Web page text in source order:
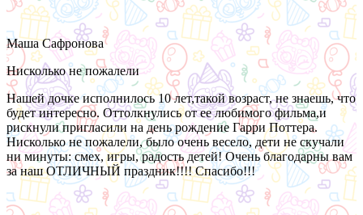
Маша Сафронова
Нисколько не пожалели
Нашей дочке исполнилось 10 лет,такой возраст, не знаешь, что
будет интересно. Оттолкнулись от ее любимого фильма,и
рискнули пригласили на день рождение Гарри Поттера.
Нисколько не пожалели, было очень весело, дети не скучали
ни минуты: смех, игры, радость детей! Очень благодарны вам
за наш ОТЛИЧНЫЙ праздник!!!! Спасибо!!!